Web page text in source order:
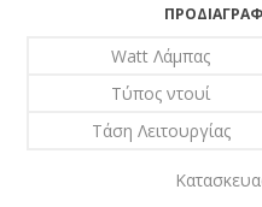
Watt Λάμπας
Τύπος ντουί
Τάση Λειτουργίας